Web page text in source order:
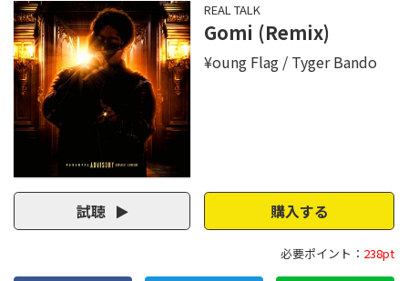
REAL TALK
Gomi (Remix)
¥oung Flag Tyger Bando
試聴 購入する
必要ポイント： 238pt